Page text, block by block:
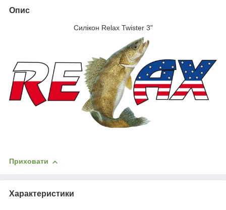
Опис
Силікон Relax Twister 3"
Приховати
Характеристики